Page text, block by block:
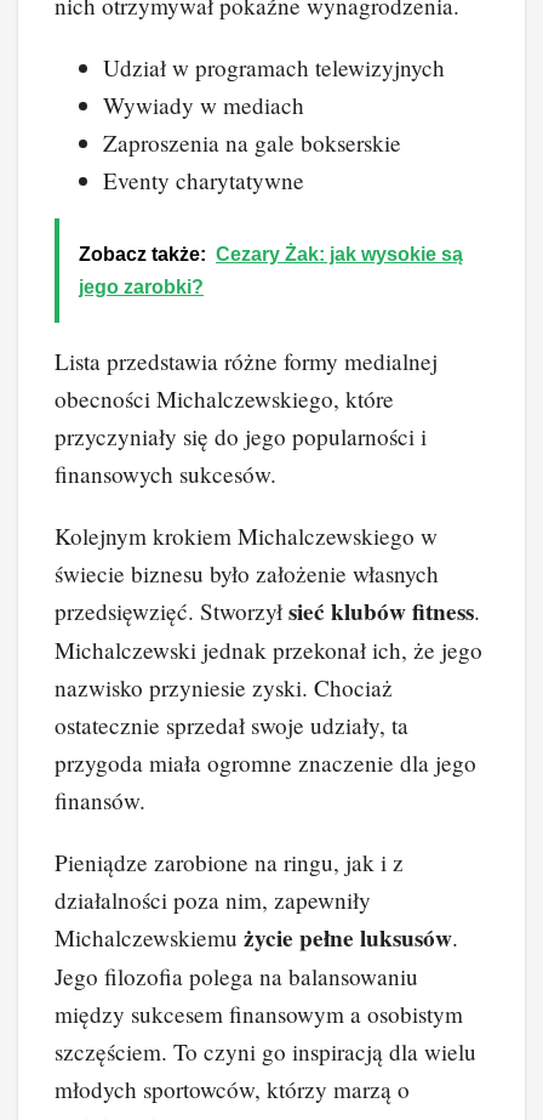
Udział w programach telewizyjnych
Wywiady w mediach
Zaproszenia na gale bokserskie
Eventy charytatywne
Zobacz także: Cezary Żak: jak wysokie są
jego zarobki?
Lista przedstawia różne formy medialnej
obecności Michalczewskiego, które
przyczyniały się do jego popularności i
finansowych sukcesów.
Kolejnym krokiem Michalczewskiego w
świecie biznesu było założenie własnych
przedsięwzięć. Stworzył sieć klubów fitness.
Michalczewski jednak przekonał ich, że jego
nazwisko przyniesie zyski. Chociaż
ostatecznie sprzedał swoje udziały, ta
przygoda miała ogromne znaczenie dla jego
finansów.
Pieniądze zarobione na ringu, jak i z
działalności poza nim, zapewniły
Michalczewskiemu życie pełne luksusów.
Jego filozofia polega na balansowaniu
między sukcesem finansowym a osobistym
szczęściem. To czyni go inspiracją dla wielu
młodych sportowców, którzy marzą o